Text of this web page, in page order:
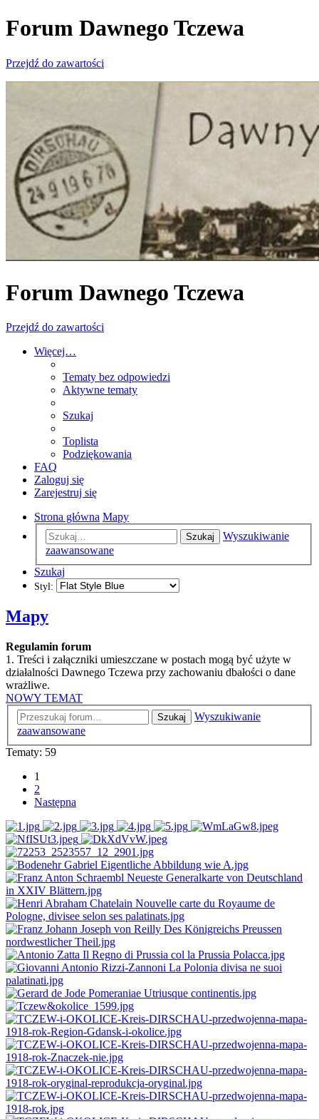
Forum Dawnego Tczewa
Przejdź do zawartości
Forum Dawnego Tczewa
Przejdź do zawartości
Więcej…
Tematy bez odpowiedzi
Aktywne tematy
Szukaj
Toplista
Podziękowania
FAQ
Zaloguj się
Zarejestruj się
Strona główna Mapy
Szukaj
Wyszukiwanie
zaawansowane
Szukaj
Styl:
Mapy
Regulamin forum
1. Treści i załączniki umieszczane w postach mogą być użyte w
działalności Dawnego Tczewa przy zachowaniu dbałości o dane
wrażliwe.
NOWY TEMAT
Szukaj
Wyszukiwanie
zaawansowane
Tematy: 59
1
2
Następna